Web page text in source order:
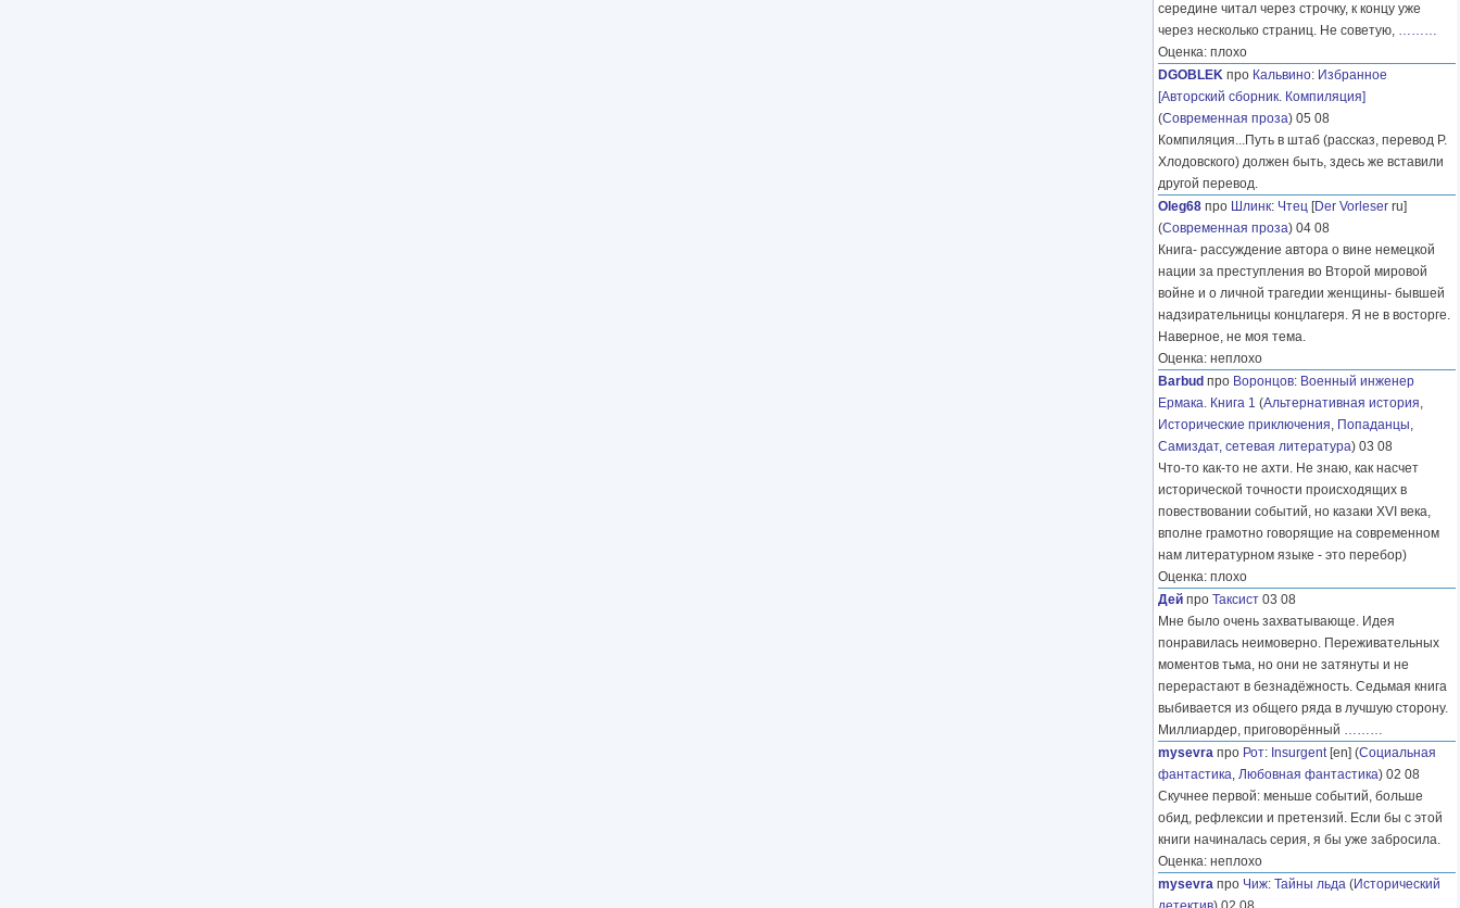
середине читал через строчку, к концу уже
через несколько страниц. Не советую, ………
Оценка: плохо
DGOBLEK про Кальвино: Избранное
[Авторский сборник. Компиляция]
(Современная проза) 05 08
Компиляция...Путь в штаб (рассказ, перевод Р.
Хлодовского) должен быть, здесь же вставили
другой перевод.
Oleg68 про Шлинк: Чтец [Der Vorleser ru]
(Современная проза) 04 08
Книга- рассуждение автора о вине немецкой
нации за преступления во Второй мировой
войне и о личной трагедии женщины- бывшей
надзирательницы концлагеря. Я не в восторге.
Наверное, не моя тема.
Оценка: неплохо
Barbud про Воронцов: Военный инженер
Ермака. Книга 1 (Альтернативная история,
Исторические приключения, Попаданцы,
Самиздат, сетевая литература) 03 08
Что-то как-то не ахти. Не знаю, как насчет
исторической точности происходящих в
повествовании событий, но казаки XVI века,
вполне грамотно говорящие на современном
нам литературном языке - это перебор)
Оценка: плохо
Дей про Таксист 03 08
Мне было очень захватывающе. Идея
понравилась неимоверно. Переживательных
моментов тьма, но они не затянуты и не
перерастают в безнадёжность. Седьмая книга
выбивается из общего ряда в лучшую сторону.
Миллиардер, приговорённый ………
mysevra про Рот: Insurgent[en] (Социальная
фантастика, Любовная фантастика) 02 08
Скучнее первой: меньше событий, больше
обид, рефлексии и претензий. Если бы с этой
книги начиналась серия, я бы уже забросила.
Оценка: неплохо
mysevra про Чиж: Тайны льда (Исторический